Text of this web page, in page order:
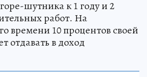
шутника к 1 году и 2
работ. На
времени 10 процентов своей
отдавать в доход